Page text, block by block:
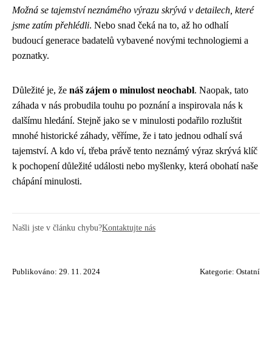
Možná se tajemství neznámého výrazu skrývá v detailech, které
jsme zatím přehlédli. Nebo snad čeká na to, až ho odhalí
budoucí generace badatelů vybavené novými technologiemi a
poznatky.
Důležité je, že náš zájem o minulost neochabl. Naopak, tato
záhada v nás probudila touhu po poznání a inspirovala nás k
dalšímu hledání. Stejně jako se v minulosti podařilo rozluštit
mnohé historické záhady, věříme, že i tato jednou odhalí svá
tajemství. A kdo ví, třeba právě tento neznámý výraz skrývá klíč
k pochopení důležité události nebo myšlenky, která obohatí naše
chápání minulosti.
Našli jste v článku chybu?Kontaktujte nás
Publikováno: 29. 11. 2024 Kategorie: Ostatní